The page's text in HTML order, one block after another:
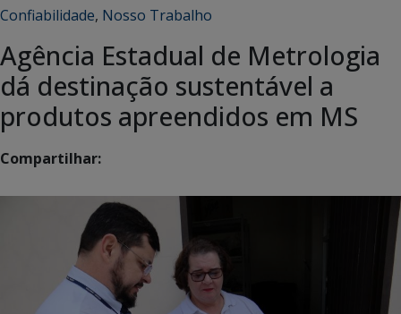
Confiabilidade, Nosso Trabalho
Agência Estadual de Metrologia
dá destinação sustentável a
produtos apreendidos em MS
Compartilhar: